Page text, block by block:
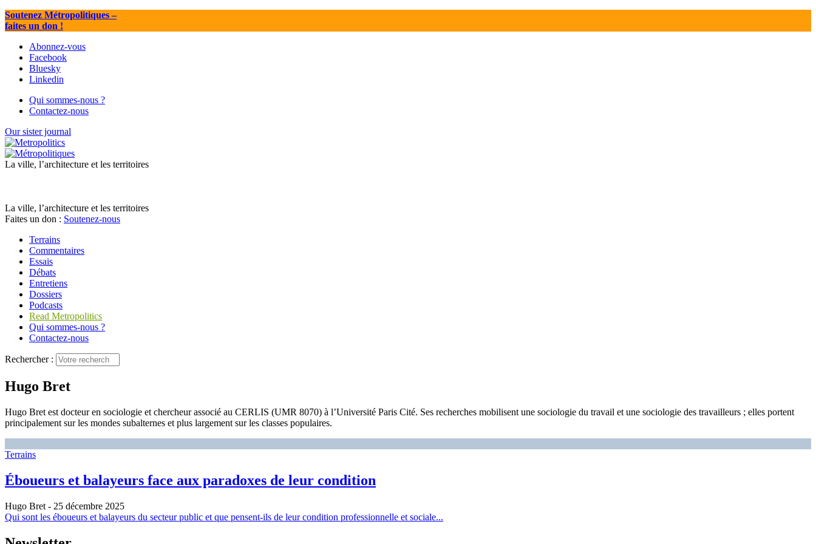
Soutenez Métropolitiques–
faites un don !
Abonnez-vous
Facebook
Bluesky
Linkedin
Qui sommes-nous ?
Contactez-nous
Our sister journal
La ville, l’architecture et les territoires
La ville, l’architecture et les territoires
Faites un don : Soutenez-nous
Terrains
Commentaires
Essais
Débats
Entretiens
Dossiers
Podcasts
Read Metropolitics
Qui sommes-nous ?
Contactez-nous
Rechercher :
Hugo Bret
Hugo Bret est docteur en sociologie et chercheur associé au CERLIS (UMR 8070) à l’Université Paris Cité. Ses recherches mobilisent une sociologie du travail et une sociologie des travailleurs ; elles portent
principalement sur les mondes subalternes et plus largement sur les classes populaires.
Terrains
Éboueurs et balayeurs face aux paradoxes de leur condition
Hugo Bret - 25 décembre 2025
Qui sont les éboueurs et balayeurs du secteur public et que pensent-ils de leur condition professionnelle et sociale...